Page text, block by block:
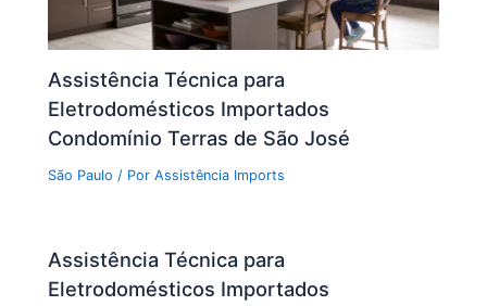
Assistência Técnica para
Eletrodomésticos Importados
Condomínio Terras de São José
São Paulo / PorAssistência Imports
Assistência Técnica para
Eletrodomésticos Importados